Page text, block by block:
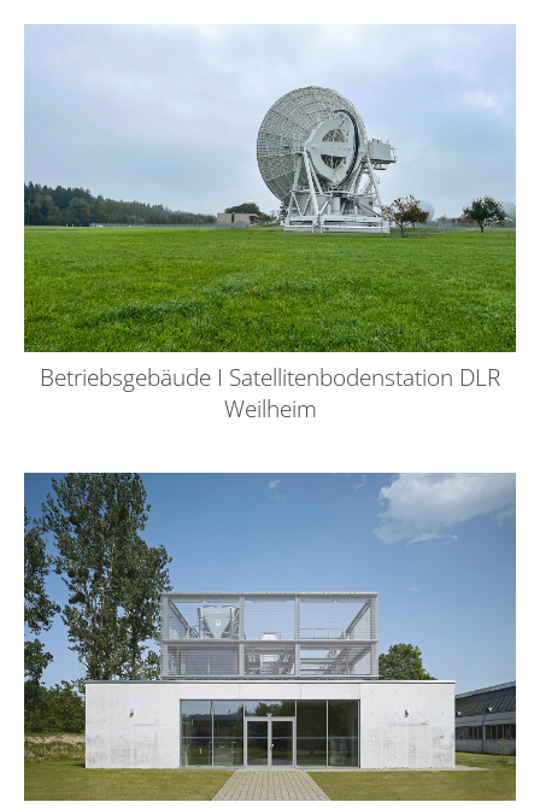
Betriebsgebäude I Satellitenbodenstation DLR
Weilheim